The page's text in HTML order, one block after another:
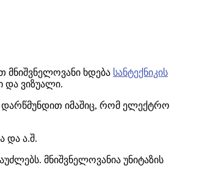
მნიშვნელოვანი ხდება სანტექნიკის
და ვიზუალი.
დარწმუნდით იმაშიც, რომ ელექტრო
და ა.შ.
მნიშვნელოვანია უნიტაზის